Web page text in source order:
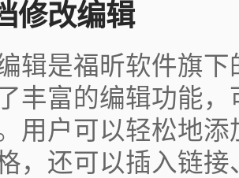
修改编辑
辑是福昕软件旗下
丰富的编辑功能
用户可以轻松地
，还可以插入链